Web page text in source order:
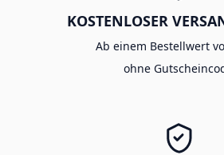
KOSTENLOSER
Ab einem Bestellwert
ohne